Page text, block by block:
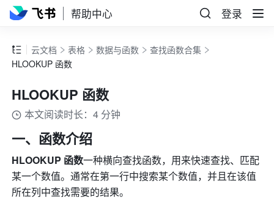
帮助中心 登录
云文档 表格 数据与函数
查找函数合集
HLOOKUP 函数
HLOOKUP 函数
本文阅读时长：4 分钟
一、函数介绍
HLOOKUP 函数一种横向查找函数，用来快速查找、匹配
某一个数值。通常在第一行中搜索某个数值，并且在该值
所在列中查找需要的结果。